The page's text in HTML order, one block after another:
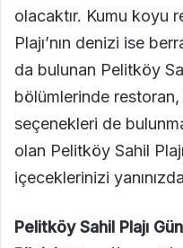
olacaktır. Kumu koyu
Plajı’nın denizi ise
da bulunan Pelitköy
bölümlerinde
seçenekleri de
olan Pelitköy Sahil
içeceklerinizi
Pelitköy Sahil Plajı